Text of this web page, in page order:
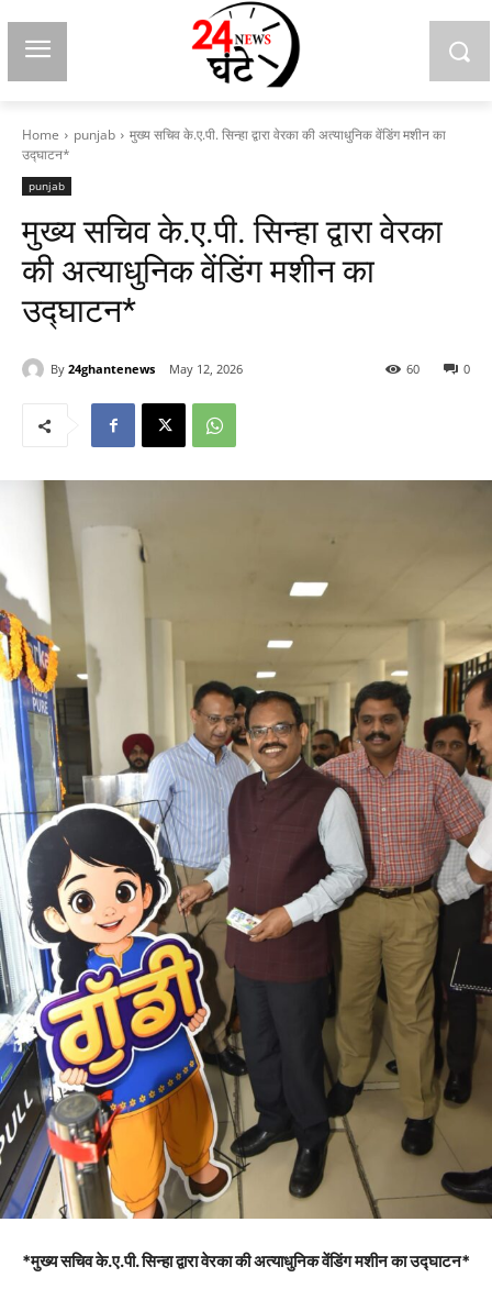
Home punjab
मुख्य सचिव के.ए.पी. सिन्हा द्वारा वेरका की अत्याधुनिक वेंडिंग मशीन का
उद्घाटन*
punjab
मुख्य सचिव के.ए.पी. सिन्हा द्वारा वेरका
की अत्याधुनिक वेंडिंग मशीन का
उद्घाटन*
By 24ghantenews May 12, 2026 0
60
*मुख्य सचिव के.ए.पी. सिन्हा द्वारा वेरका की अत्याधुनिक वेंडिंग मशीन का उद्घाटन*